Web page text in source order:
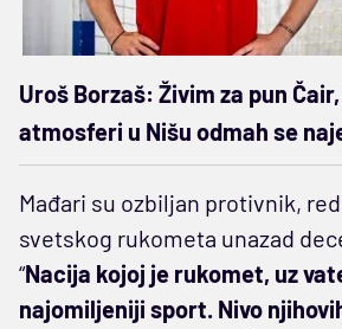
Uroš Borzaš: Živim za pun
atmosferi u Nišu odmah se
Mađari su ozbiljan protivnik,
svetskog rukometa unazad
“Nacija kojoj je rukomet, uz
najomiljeniji sport. Nivo